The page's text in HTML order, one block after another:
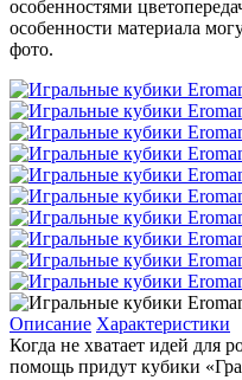
особенностями
особенности материала
фото.
Описание Характеристики
Когда не хватает идей для
помощь придут кубики